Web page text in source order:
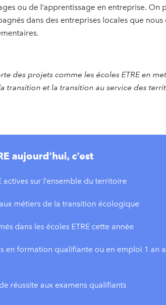
ou de l’apprentissage en entreprise. On
dans des entreprises locales que
des projets comme les écoles ETRE en
transition et la transition au service des
aujourd’hui, c’est
actives sur l’ensemble du territoire
métiers de la transition écologique
dans les écoles ETRE cette année
en formation qualifiante ou en emploi 1 an
réussite aux examens qualifiants